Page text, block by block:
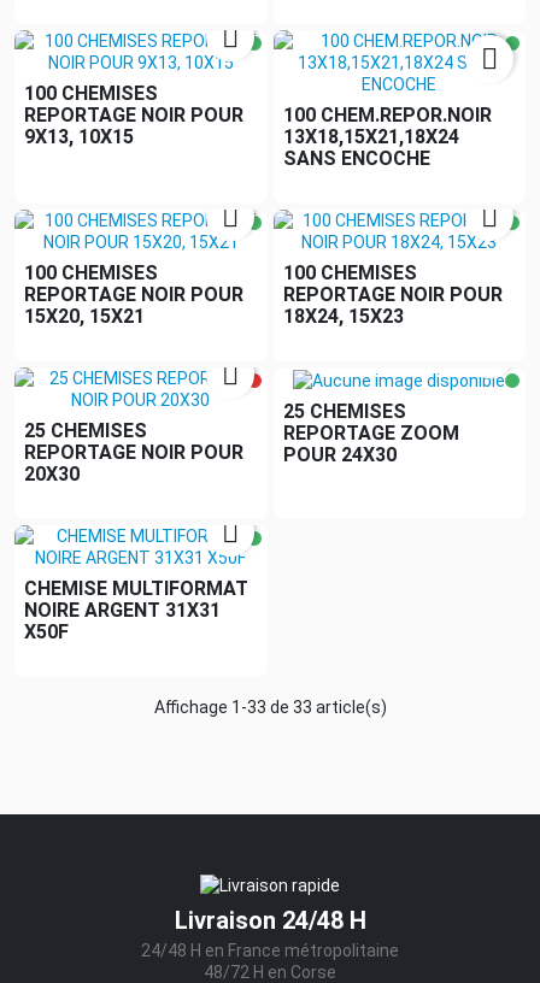

100 CHEMISES
REPORTAGE NOIR POUR
9X13, 10X15

100 CHEM.REPOR.NOIR
13X18,15X21,18X24
SANS ENCOCHE

100 CHEMISES
REPORTAGE NOIR POUR
15X20, 15X21

100 CHEMISES
REPORTAGE NOIR POUR
18X24, 15X23

25 CHEMISES
REPORTAGE NOIR POUR
20X30
25 CHEMISES
REPORTAGE ZOOM
POUR 24X30

CHEMISE MULTIFORMAT
NOIRE ARGENT 31X31
X50F
Affichage 1-33 de 33 article(s)
Livraison 24/48 H
24/48 H en France métropolitaine
48/72 H en Corse